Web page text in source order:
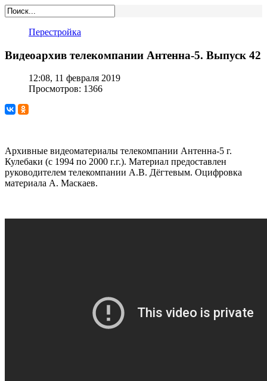
Перестройка
Видеоархив телекомпании Антенна-5. Выпуск 42
12:08, 11 февраля 2019
Просмотров: 1366
Архивные видеоматериалы телекомпании Антенна-5 г.
Кулебаки (с 1994 по 2000 г.г.). Материал предоставлен
руководителем телекомпании А.В. Дёгтевым. Оцифровка
материала А. Маскаев.